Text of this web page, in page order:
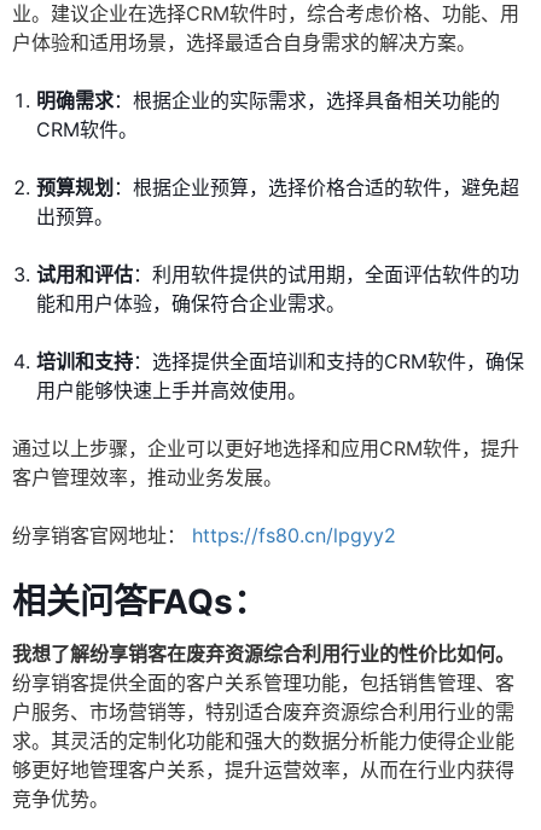
业。建议企业在选择CRM软件时，综合考虑价格、功能、用
户体验和适用场景，选择最适合自身需求的解决方案。
明确需求：根据企业的实际需求，选择具备相关功能的
CRM软件。
预算规划 ：根据企业预算，选择价格合适的软件，避免超
出预算。
试用和评估：利用软件提供的试用期，全面评估软件的功
能和用户体验，确保符合企业需求。
培训和支持：选择提供全面培训和支持的CRM软件，确保
用户能够快速上手并高效使用。
通过以上步骤，企业可以更好地选择和应用CRM软件，提升
客户管理效率，推动业务发展。
纷享销客官网地址： https://fs80.cn/lpgyy2
相关问答FAQs：
我想了解纷享销客在废弃资源综合利用行业的性价比如何。
纷享销客提供全面的客户关系管理功能，包括销售管理、客
户服务、市场营销等，特别适合废弃资源综合利用行业的需
求。其灵活的定制化功能和强大的数据分析能力使得企业能
够更好地管理客户关系，提升运营效率，从而在行业内获得
竞争优势。